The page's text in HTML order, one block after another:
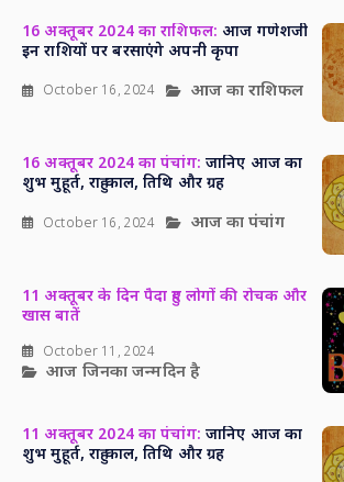
16 अक्तूबर 2024 का राशिफल: आज गणेशजी
इन राशियों पर बरसाएंगे अपनी कृपा
October 16, 2024 आज का राशिफल
16 अक्तूबर 2024 का पंचांग: जानिए आज का
शुभ मुहूर्त, राहु काल, तिथि और ग्रह
October 16, 2024 आज का पंचांग
11 अक्तूबर के दिन पैदा हुए लोगों की रोचक और
खास बातें
October 11, 2024
आज जिनका जन्मदिन है
11 अक्तूबर 2024 का पंचांग: जानिए आज का
शुभ मुहूर्त, राहु काल, तिथि और ग्रह